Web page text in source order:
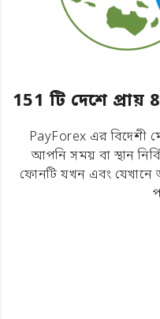
151 টি দেশে
PayForex এর বিদেশী
আপনি সময় বা স্থান
ফোনটি যখন এবং